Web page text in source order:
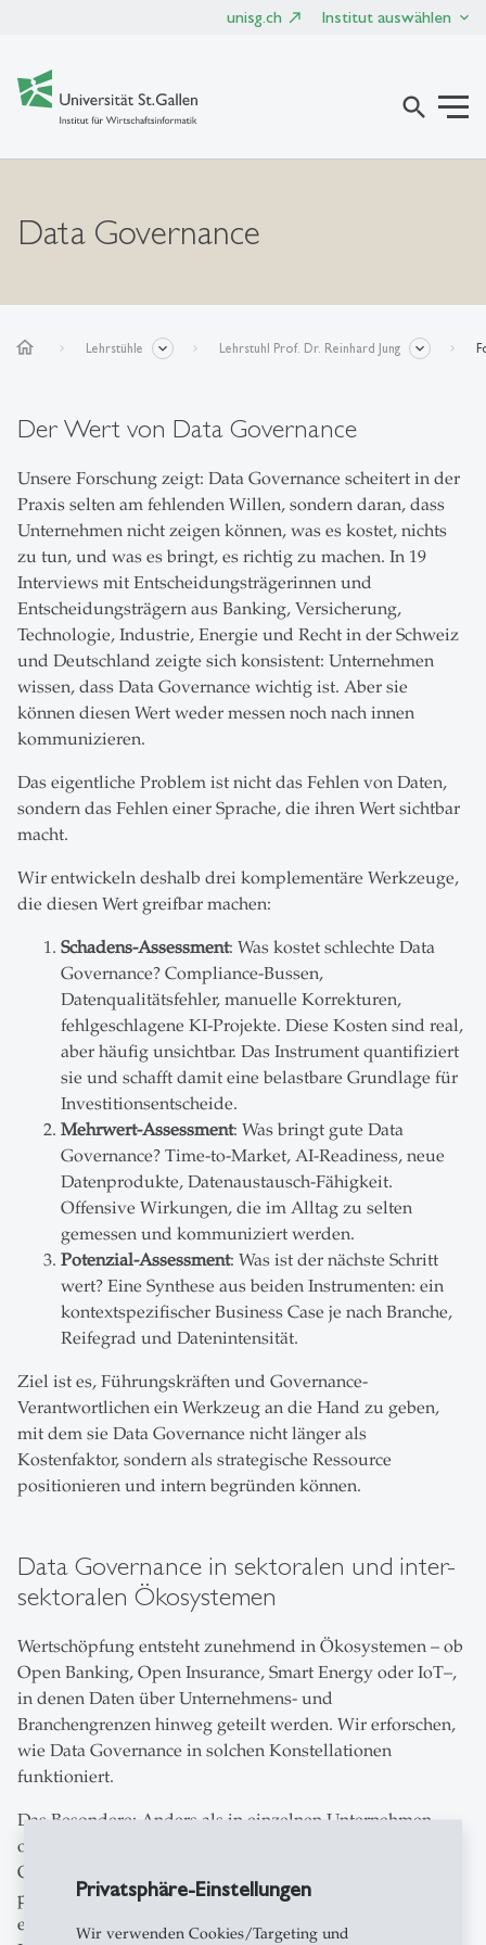
Privatsphäre-Einstellungen
Wir verwenden Cookies/Targeting und
unisg.ch Institut auswählen
search
Data Governance
home Lehrstühle Lehrstuhl Prof. Dr. Reinhard Jung
Der Wert von Data Governance
Unsere Forschung zeigt: Data Governance scheitert in der
Praxis selten am fehlenden Willen, sondern daran, dass
Unternehmen nicht zeigen können, was es kostet, nichts
zu tun, und was es bringt, es richtig zu machen. In 19
Interviews mit Entscheidungsträgerinnen und
Entscheidungsträgern aus Banking, Versicherung,
Technologie, Industrie, Energie und Recht in der Schweiz
und Deutschland zeigte sich konsistent: Unternehmen
wissen, dass Data Governance wichtig ist. Aber sie
können diesen Wert weder messen noch nach innen
kommunizieren.
Das eigentliche Problem ist nicht das Fehlen von Daten,
sondern das Fehlen einer Sprache, die ihren Wert sichtbar
macht.
Wir entwickeln deshalb drei komplementäre Werkzeuge,
die diesen Wert greifbar machen:
Schadens-Assessment: Was kostet schlechte Data
Governance? Compliance-Bussen,
Datenqualitätsfehler, manuelle Korrekturen,
fehlgeschlagene KI-Projekte. Diese Kosten sind real,
aber häufig unsichtbar. Das Instrument quantifiziert
sie und schafft damit eine belastbare Grundlage für
Investitionsentscheide.
Mehrwert-Assessment: Was bringt gute Data
Governance? Time-to-Market, AI-Readiness, neue
Datenprodukte, Datenaustausch-Fähigkeit.
Offensive Wirkungen, die im Alltag zu selten
gemessen und kommuniziert werden.
Potenzial-Assessment: Was ist der nächste Schritt
wert? Eine Synthese aus beiden Instrumenten: ein
kontextspezifischer Business Case je nach Branche,
Reifegrad und Datenintensität.
Ziel ist es, Führungskräften und Governance-
Verantwortlichen ein Werkzeug an die Hand zu geben,
mit dem sie Data Governance nicht länger als
Kostenfaktor, sondern als strategische Ressource
positionieren und intern begründen können.
Data Governance in sektoralen und inter-
sektoralen Ökosystemen
Wertschöpfung entsteht zunehmend in Ökosystemen – ob
Open Banking, Open Insurance, Smart Energy oder IoT–,
in denen Daten über Unternehmens- und
Branchengrenzen hinweg geteilt werden. Wir erforschen,
wie Data Governance in solchen Konstellationen
funktioniert.
Das Besondere: Anders als in einzelnen Unternehmen
oder auf Plattformen gibt es hier keinen zentralen
Orchestrator, der die Regeln vorgibt. Steuerung entsteht
polyzentrisch, im Zusammenspiel von Regulierern,
etablierten Unternehmen, neuen Marktteilnehmern und